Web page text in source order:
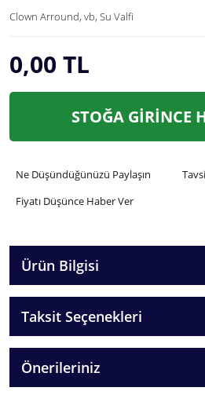
Clown Arround, vb, Su Valfi
0,00 TL
STOĞA GİRİNCE
Ne Düşündüğünüzü Paylaşın
Fiyatı Düşünce Haber Ver
Ürün Bilgisi
Taksit Seçenekleri
Önerileriniz